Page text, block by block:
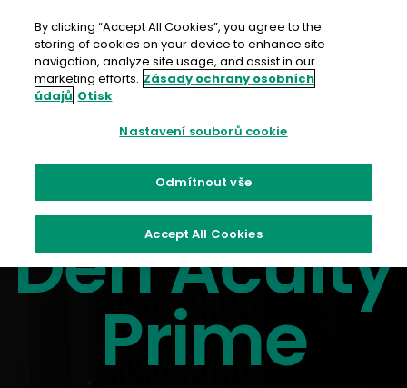
obsah
Den Acuity
Prime
By clicking “Accept All Cookies”, you agree to the
storing of cookies on your device to enhance site
navigation, analyze site usage, and assist in our
marketing efforts. Zásady ochrany osobních
údajů Otisk
Nastavení souborů cookie
Odmítnout vše
Accept All Cookies